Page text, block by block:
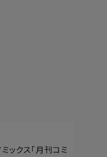
ックス「月刊コミ